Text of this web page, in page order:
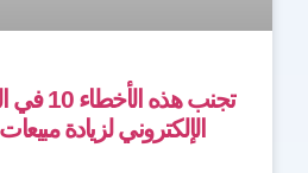
تجنب
الإلكتروني لزيادة